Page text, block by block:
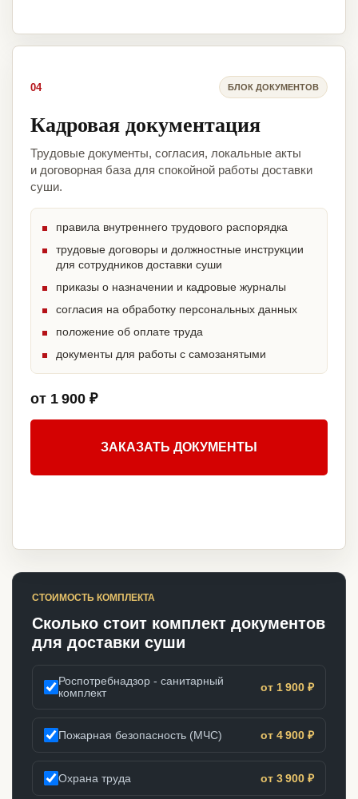
04 БЛОК ДОКУМЕНТОВ
Кадровая документация
Трудовые документы, согласия, локальные акты
и договорная база для спокойной работы доставки
суши.
правила внутреннего трудового распорядка
трудовые договоры и должностные инструкции
для сотрудников доставки суши
приказы о назначении и кадровые журналы
согласия на обработку персональных данных
положение об оплате труда
документы для работы с самозанятыми
от 1 900 ₽
ЗАКАЗАТЬ ДОКУМЕНТЫ
СТОИМОСТЬ КОМПЛЕКТА
Сколько стоит комплект документов
для доставки суши
Роспотребнадзор - санитарный
комплект
от 1 900 ₽
Пожарная безопасность (МЧС) от 4 900 ₽
Охрана труда от 3 900 ₽